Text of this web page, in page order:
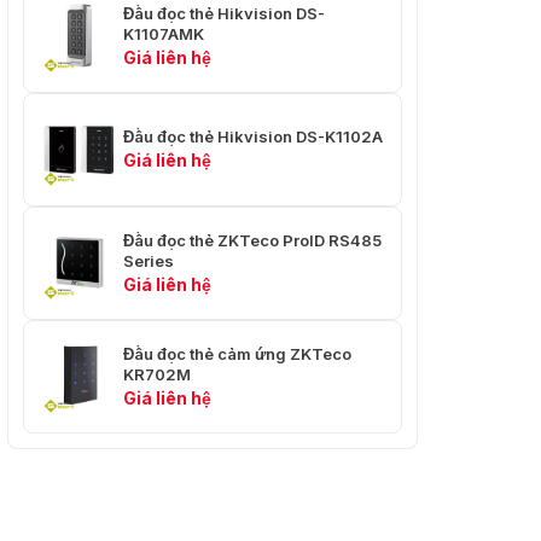
Đầu đọc thẻ Hikvision DS-
K1107AMK
Giá liên hệ
Đầu đọc thẻ Hikvision DS-K1102A
Giá liên hệ
Đầu đọc thẻ ZKTeco ProID RS485
Series
Giá liên hệ
Đầu đọc thẻ cảm ứng ZKTeco
KR702M
Giá liên hệ